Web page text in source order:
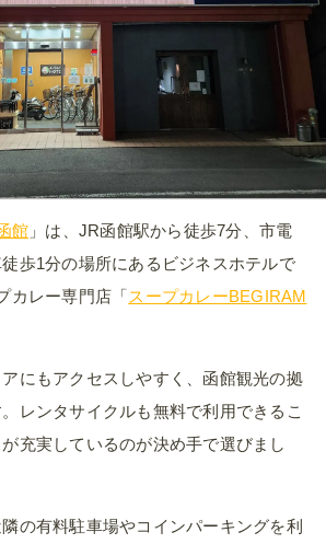
館 」は、JR函館駅から徒歩7分、市電
徒歩1分の場所にあるビジネスホテルで
カレー専門店「スープカレーBEGIRAM
にもアクセスしやすく、函館観光の拠
レンタサイクルも無料で利用できるこ
充実しているのが決め手で選びまし
の有料駐車場やコインパーキングを利